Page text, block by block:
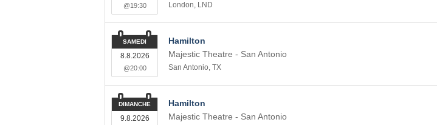
London, LND
@19:30
Hamilton
Majestic Theatre - San Antonio
San Antonio, TX
SAMEDI
8.8.2026
@20:00
Hamilton
Majestic Theatre - San Antonio
DIMANCHE
9.8.2026